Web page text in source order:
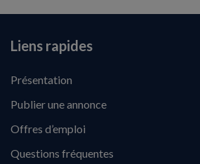
Liens rapides
Présentation
Publier une annonce
Offres d’emploi
Questions fréquentes